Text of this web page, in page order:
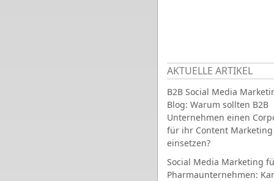
AKTUELLE ARTIKEL
B2B Social Media
Blog: Warum sollten B2B
Unternehmen einen
für ihr Content Marketing
einsetzen?
Social Media Marketing
Pharmaunternehmen: